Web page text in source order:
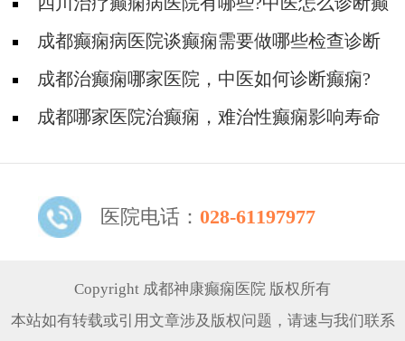
痫的?成都癫痫病医院谈癫痫需要做哪些检查诊断
成都治癫痫哪家医院，中医如何诊断癫痫?
成都哪家医院治癫痫，难治性癫痫影响寿命
医院电话： 028-61197977
Copyright 成都神康癫痫医院 版权所有
本站如有转载或引用文章涉及版权问题，请速与我们联系